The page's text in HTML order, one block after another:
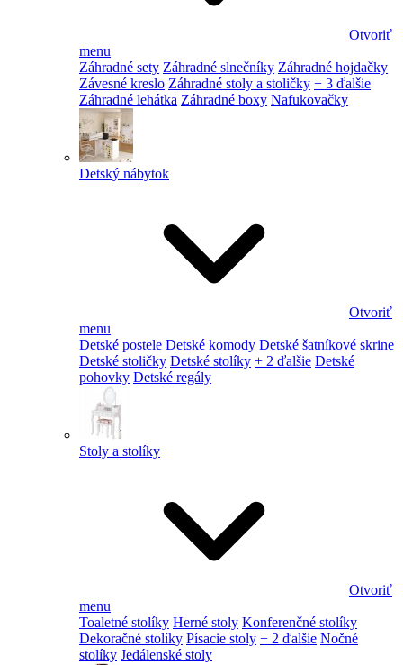
Otvoriť
menu
Záhradné sety Záhradné slnečníky Záhradné hojdačky
Závesné kreslo Záhradné stoly a stoličky + 3 ďalšie
Záhradné lehátka Záhradné boxy Nafukovačky
Detský nábytok
Otvoriť
menu
Detské postele Detské komody Detské šatníkové skrine
Detské stoličky Detské stolíky + 2 ďalšie Detské
pohovky Detské regály
Stoly a stolíky
Otvoriť
menu
Toaletné stolíky Herné stoly Konferenčné stolíky
Dekoračné stolíky Písacie stoly + 2 ďalšie Nočné
stolíky Jedálenské stoly